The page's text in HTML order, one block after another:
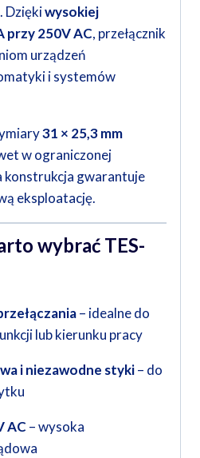
Dziękiwysokiej
przy 250V AC, przełącznik
urządzeń
i systemów
31 × 25,3 mm
w ograniczonej
konstrukcja gwarantuje
eksploatację.
wybrać TES-
– idealne do
lub kierunku pracy
i niezawodne styki– do
AC – wysoka